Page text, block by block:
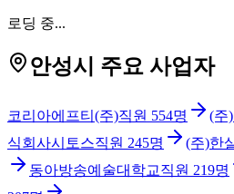
로딩 중...
안성시 주요 사업자
코리아에프티(주)직원 554명 (주
식회사시토스직원 245명 (주)한
동아방송예술대학교직원 219명